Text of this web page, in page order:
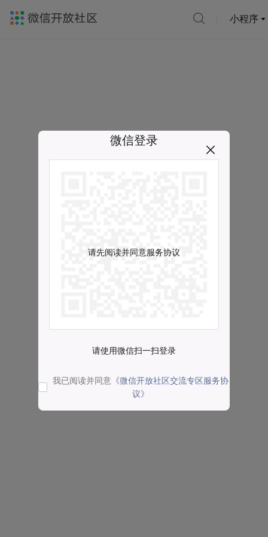
小程序
微信登录
请先阅读并同意服务协议
请使用微信扫一扫登录
我已阅读并同意 《微信开放社区交流专区服务协
议》